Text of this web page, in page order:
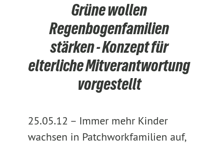
Grüne wollen
Regenbogenfamilien
stärken - Konzept für
elterliche Mitverantwortung
vorgestellt
25.05.12 – Immer mehr Kinder
wachsen in Patchworkfamilien auf,